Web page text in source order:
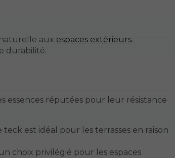
aux espaces extérieurs.
durabilité.
essences réputées pour leur résistance
est idéal pour les terrasses en raison
choix privilégié pour les espaces